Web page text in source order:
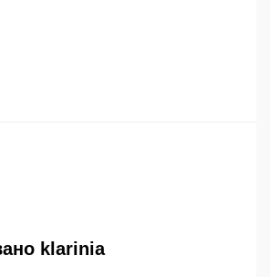
klarinia